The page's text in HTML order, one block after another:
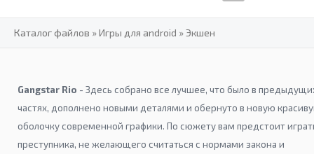
Каталог файлов »Игры для android »Экшен
Gangstar Rio - Здесь собрано все лучшее, что было в
частях, дополнено новыми деталями и обернуто в новую
оболочку современной графики. По сюжету вам предстоит
преступника, не желающего считаться с нормами закона и